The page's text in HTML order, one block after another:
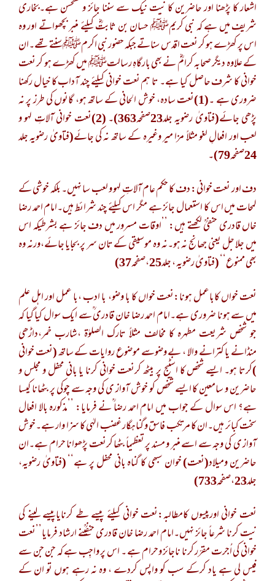
اشعار کا پڑھنا اور حاضرین کا نیت نیک سے سننا جائز ومستحسن ہے۔بخاری
شریف میں ہے کہ نبی کریمﷺ حسان بن ثابتؓ کیلئے منبر بچھواتے اور وہ
اس پر کھڑے ہو کر نعت اقدس سناتے جبکہ حضور نبی اکرمﷺ سنتے تھے۔ان
کے علاوہ دیگر صحابہ کرامؓ نے بھی بارگاہِ رسالتﷺ میں کھڑے ہو کر نعت
خوانی کا شرف حاصل کیا ہے۔ تا ہم نعت خوانی کیلئے چند آداب کا خیال رکھنا
ضروری ہے ۔(1)نعت سادہ، خوش الحانی کے ساتھ ہو، گانوں کی طرز پر نہ
پڑھی جائے(فتاویٰ رضویہ جلد23صفحہ363)۔ (2)نعت خوانی آلاتِ لہو و
لعب اور افعالِ لغو مثلاً مزا میر وغیرہ کے ساتھ نہ کی جائے(فتاویٰ رضویہ جلد
24صفحہ79)۔
دف اور نعت خوانی: دف کا حکم عام آلاتِ لہو و لعب سا نہیں۔ بلکہ خوشی کے
لمحات میں اس کا استعمال جائز ہے مگر اس کیلئے چند شرائط ہیں۔امام احمد رضا
خاں قادری حنفیؒ لکھتے ہیں: ’’اوقات مسرور میں دف جائز ہے بشرطیکہ اس
میں جلا جل یعنی جھانج نہ ہو۔نہ وہ موسیقی کے تان سر پر بجایا جائے،ورنہ وہ
بھی ممنوع‘‘ (فتاویٰ رضویہ ، جلد25،صفحہ37)
نعت خواں کاباعمل ہونا:نعت خواں کا با وضو، با ادب ،با عمل اور اہل علم
میں سے ہونا ضروری ہے۔امام احمد رضا خان قادری ؒسے ایک سوال کیا گیا کہ
جو شخص شریعت مطہرہ کا مخالف مثلاً تارک الصلوٰۃ ،شارب خمر،داڑھی
منڈانے یا کترانے والا ، بے وضوسے موضوع روایات کے ساتھ (نعت خوانی
)کرتا ہو۔ ایسے شخص کا اسٹیج پر بیٹھ کرنعت خوانی کرنا یا بانی محفل و مجلس و
حاضرین و سامعین کا ایسے شخص کو خوش آواز ی کی وجہ سے چوکی پر بٹھانا کیسا
ہے؟ اس سوال کے جواب میں امام احمد رضا ؒنے فرمایا: ’’مذکورہ بالا افعال
سخت کبائر ہیں۔ان کا مرتکب فاسق و گناہگار غضب الہٰی کا سزا وار ہے۔خوش
آواز ی کی وجہ سے اسے منبر و مسند پر تعظیماً بٹھا کرنعت پڑھوانا حرام ہے۔ان
حاضرین ومیلاد(نعت) خوان سبھی کا گناہ بانی محفل پر ہے‘‘ (فتاویٰ رضویہ،
جلد23،صفحہ733)
نعت خوانی اورپیسوں کامطالبہ:نعت خوانی کیلئے پیسے طے کرنایاپیسے لینے کی
نیت کرنا شرعاً جائز نہیں۔امام احمد رضا خان قادری حنفیؒنے ارشاد فرمایا’’نعت
خوانی کی اُجرت مقرّر کرنا ناجائز وحرام ہے ۔ اس پر واجِب ہے کہ جن جن سے
فیس لی ہے یاد کرکے سب کو واپس کردے ، وہ نہ رہے ہوں تو ان کے